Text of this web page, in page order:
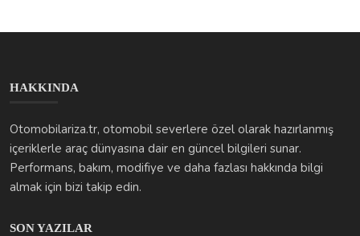
HAKKINDA
Otomobilariza.tr, otomobil severlere özel olarak hazırlanmış
içeriklerle araç dünyasına dair en güncel bilgileri sunar.
Performans, bakım, modifiye ve daha fazlası hakkında bilgi
almak için bizi takip edin.
SON YAZILAR